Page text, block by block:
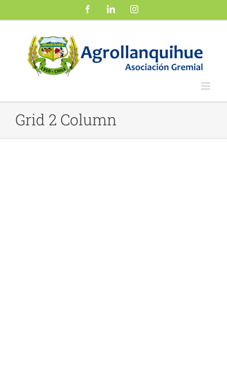
FacebookLinkedInInstagram
Grid 2 Column